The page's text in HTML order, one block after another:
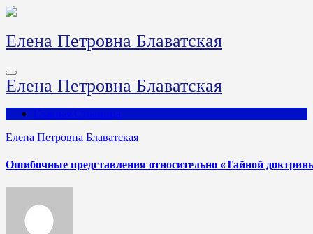
Перейти
содержимому
Елена Петровна Блаватская
Елена Петровна Блаватская
Главная Страница
Елена Петровна Блаватская
Ошибочные представления относительно «Тайной